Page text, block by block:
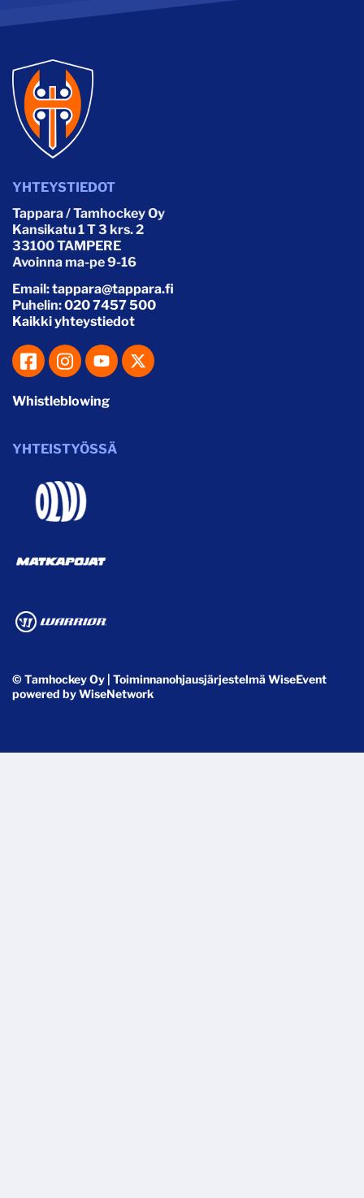
YHTEYSTIEDOT
Tappara / Tamhockey Oy
Kansikatu 1 T 3 krs. 2
33100 TAMPERE
Avoinna ma-pe 9-16
Email:tappara@tappara.fi
Puhelin:020 7457 500
Kaikki yhteystiedot
Whistleblowing
YHTEISTYÖSSÄ
© Tamhockey Oy | ToiminnanohjausjärjestelmäWiseEvent
powered byWiseNetwork